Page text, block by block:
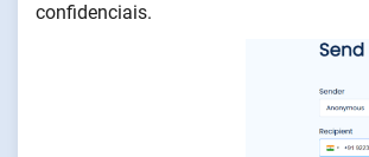
confidenciais.